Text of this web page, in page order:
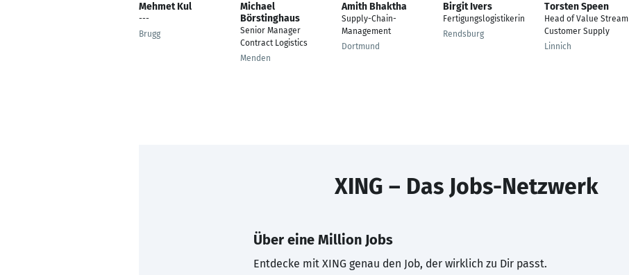
Mehmet Kul
---
Brugg
Michael
Börstinghaus
Senior Manager
Contract Logistics
Menden
Amith Bhaktha
Supply-Chain-
Management
Dortmund
Birgit Ivers
Fertigungslogistikerin
Rendsburg
Torsten Speen
Head of Value Stream
Customer Supply
Linnich
XING – Das Jobs-Netzwerk
Über eine Million Jobs
Entdecke mit XING genau den Job, der wirklich zu Dir passt.